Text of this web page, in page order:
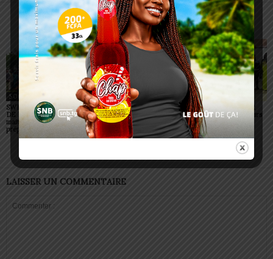
ARTICLES CONNEXES PLUS DE L'AUTEUR
SOCIÉTÉ
SWEDD+ Togo / ECOLE
DE LA CHANCE : les
maitres-artisans se
préparent à transmettre
SOCIÉTÉ
Glory Night 2026: Sonnie
Badu fait chanter des
milliers de personnes à
Lomé
SOCIÉTÉ
Vogan : AGRI-ESPOIR
récompense les meilleurs
talents
LAISSER UN COMMENTAIRE